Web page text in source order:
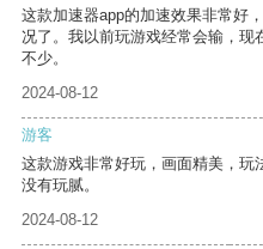
这款加速器app的加速效果非常好
况了。我以前玩游戏经常会输，现
不少。
2024-08-12
游客
这款游戏非常好玩，画面精美，玩
没有玩腻。
2024-08-12